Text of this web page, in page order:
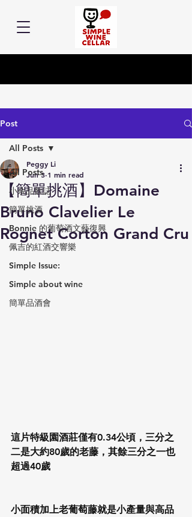
Post
All Posts
小余品飲誌
簡單挑酒
Bonnie 的葡萄酒文藝復興
佩吉的紅酒交響樂
Simple Issue:
Simple about wine
簡單品酒會
All Posts
【簡單挑酒】Domaine
Bruno Clavelier Le
Rognet Corton Grand Cru
Peggy Li
Jun 3 1 min read
這片特級園酒莊僅有0.34公頃，三分之
二是大約80歲的老藤，其餘三分之一也
超過40歲
小面積加上老葡萄藤就是小產量與高品